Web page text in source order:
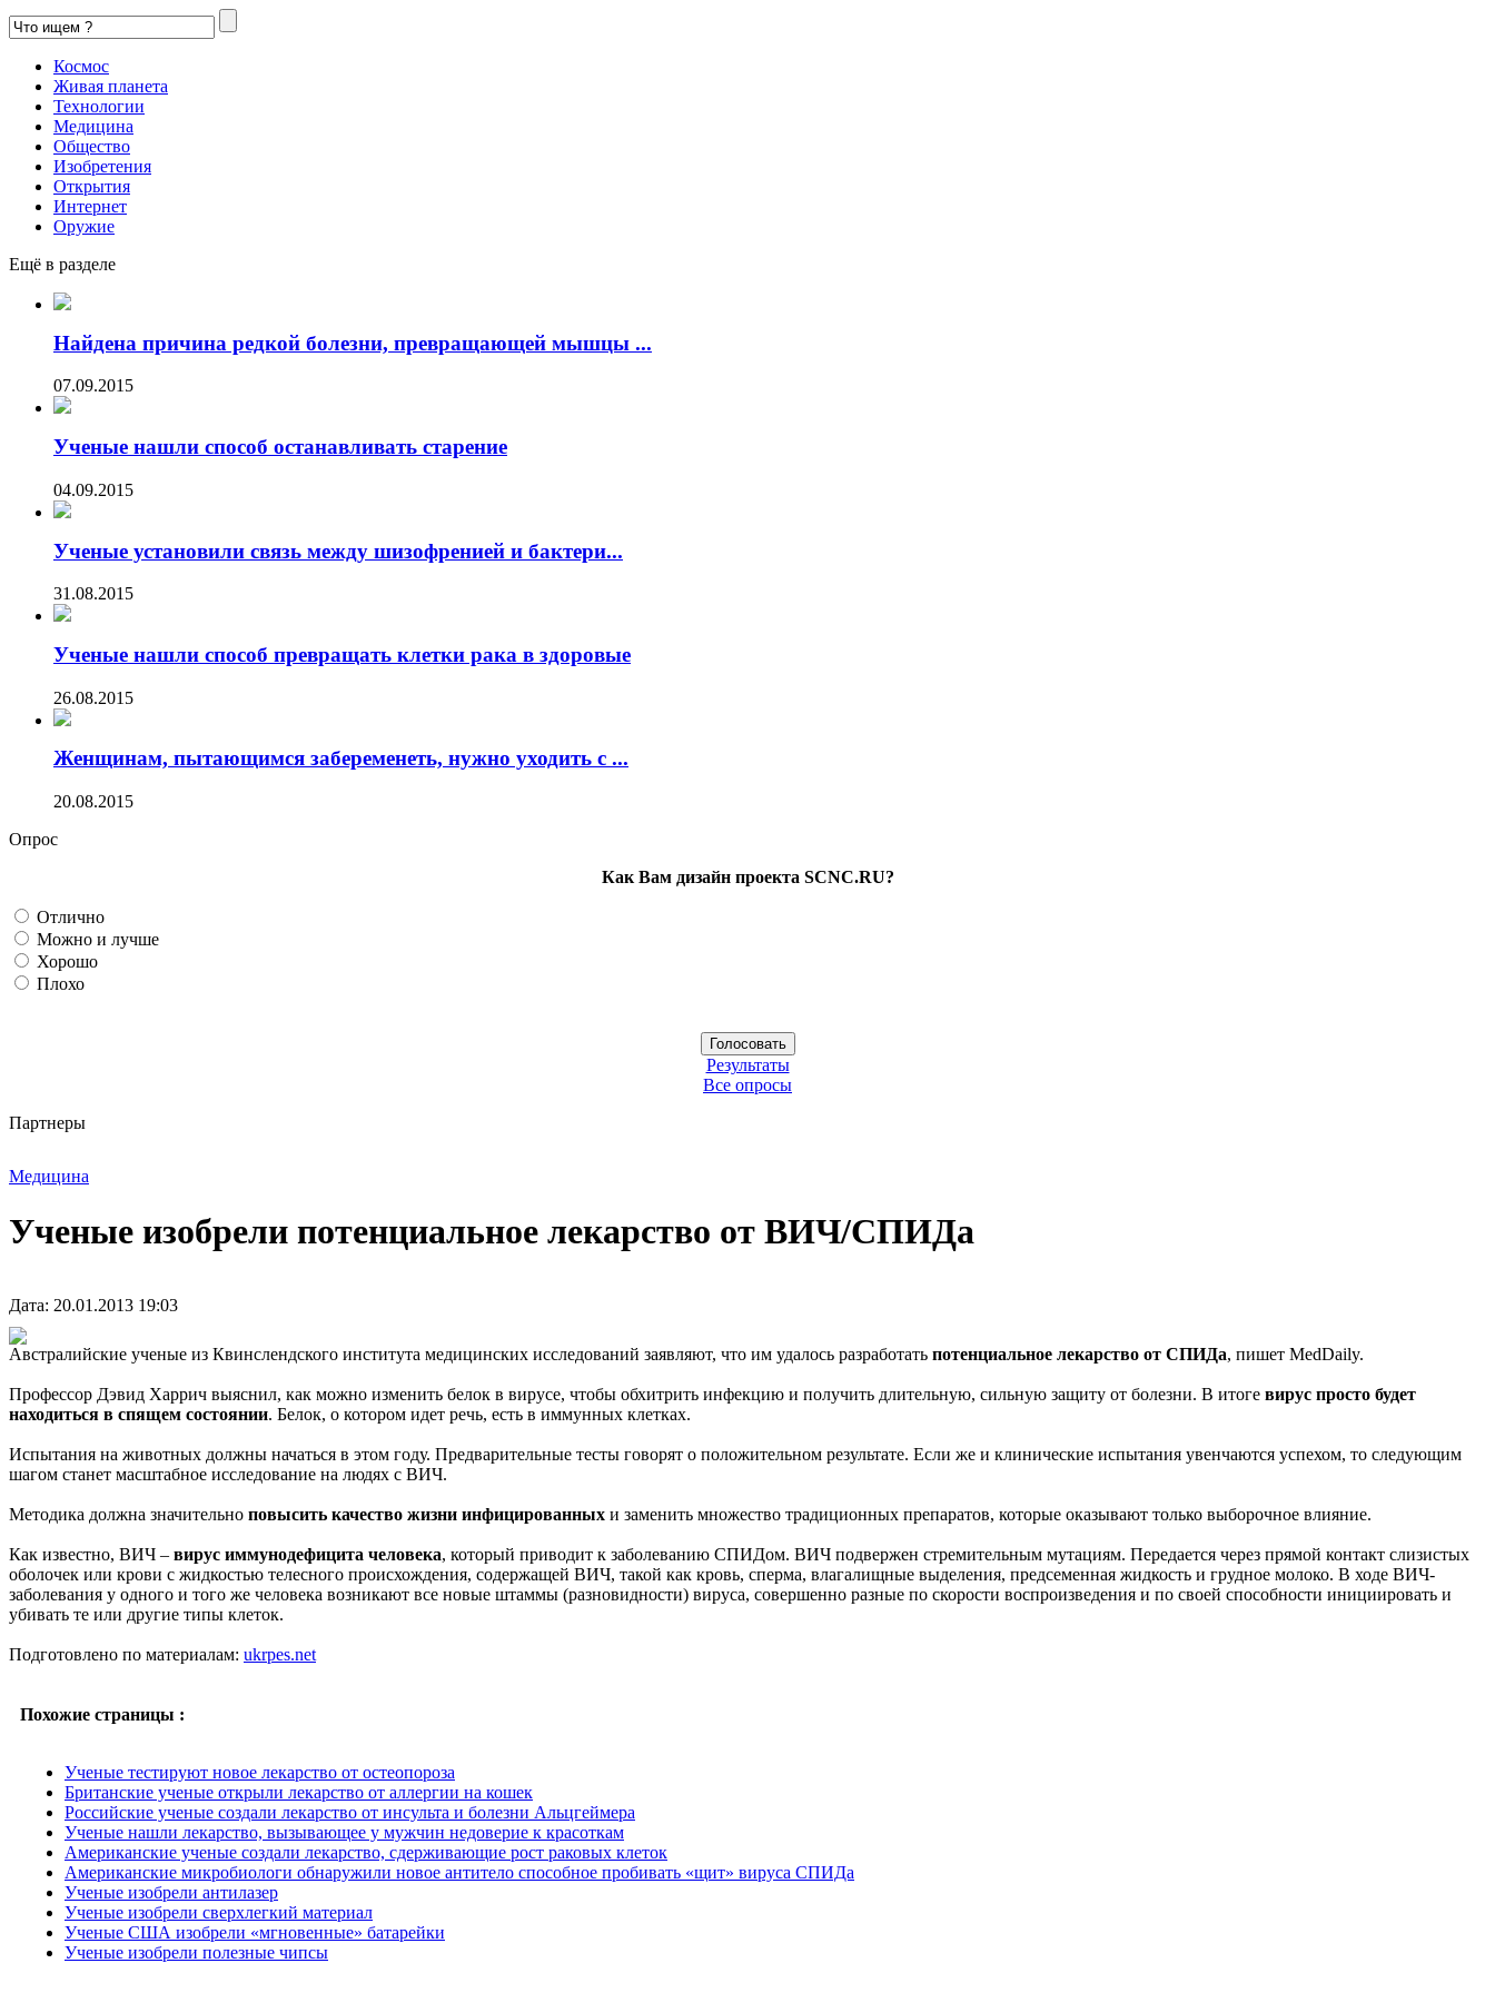
Космос
Живая планета
Технологии
Медицина
Общество
Изобретения
Открытия
Интернет
Оружие
Ещё в разделе
Найдена причина редкой болезни, превращающей мышцы ...
07.09.2015
Ученые нашли способ останавливать старение
04.09.2015
Ученые установили связь между шизофренией и бактери...
31.08.2015
Ученые нашли способ превращать клетки рака в здоровые
26.08.2015
Женщинам, пытающимся забеременеть, нужно уходить с ...
20.08.2015
Опрос
Как Вам дизайн проекта SCNC.RU?
Отлично
Можно и лучше
Хорошо
Плохо
Результаты
Все опросы
Партнеры
Медицина
Ученые изобрели потенциальное лекарство от ВИЧ/СПИДа
Дата: 20.01.2013 19:03
Австралийские ученые из Квинслендского института медицинских исследований заявляют, что им удалось разработать потенциальное лекарство от СПИДа, пишет MedDaily.
Профессор Дэвид Харрич выяснил, как можно изменить белок в вирусе, чтобы обхитрить инфекцию и получить длительную, сильную защиту от болезни. В итоге вирус просто будет
находиться в спящем состоянии. Белок, о котором идет речь, есть в иммунных клетках.
Испытания на животных должны начаться в этом году. Предварительные тесты говорят о положительном результате. Если же и клинические испытания увенчаются успехом, то следующим
шагом станет масштабное исследование на людях с ВИЧ.
Методика должна значительно повысить качество жизни инфицированных и заменить множество традиционных препаратов, которые оказывают только выборочное влияние.
Как известно, ВИЧ – вирус иммунодефицита человека, который приводит к заболеванию СПИДом. ВИЧ подвержен стремительным мутациям. Передается через прямой контакт слизистых
оболочек или крови с жидкостью телесного происхождения, содержащей ВИЧ, такой как кровь, сперма, влагалищные выделения, предсеменная жидкость и грудное молоко. В ходе ВИЧ-
заболевания у одного и того же человека возникают все новые штаммы (разновидности) вируса, совершенно разные по скорости воспроизведения и по своей способности инициировать и
убивать те или другие типы клеток.
Подготовлено по материалам: ukrpes.net
Похожие страницы :
Ученые тестируют новое лекарство от остеопороза
Британские ученые открыли лекарство от аллергии на кошек
Российские ученые создали лекарство от инсульта и болезни Альцгеймера
Ученые нашли лекарство, вызывающее у мужчин недоверие к красоткам
Американские ученые создали лекарство, сдерживающие рост раковых клеток
Американские микробиологи обнаружили новое антитело способное пробивать «щит» вируса СПИДа
Ученые изобрели антилазер
Ученые изобрели сверхлегкий материал
Ученые США изобрели «мгновенные» батарейки
Ученые изобрели полезные чипсы